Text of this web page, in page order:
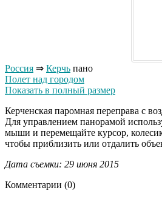
Россия ⇒ Керчь пано
Полет над городом
Показать в полный размер
Керченская паромная переправа с
Для управлением панорамой
мыши и перемещайте курсор,
чтобы приблизить или отдалить
Дата съемки: 29 июня 2015
Комментарии (0)
Даже самый